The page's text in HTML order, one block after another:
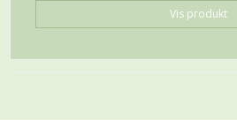
Vis produkt